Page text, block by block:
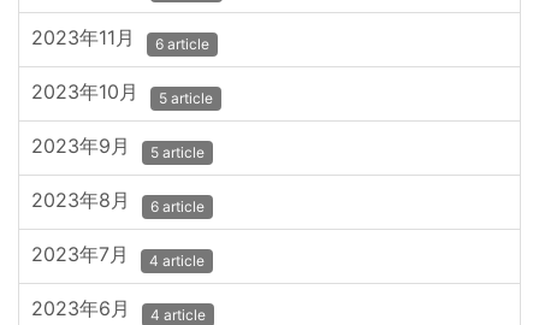
2023年11月 6 article
2023年10月 5 article
2023年9月 5 article
2023年8月 6 article
2023年7月 4 article
2023年6月 4 article